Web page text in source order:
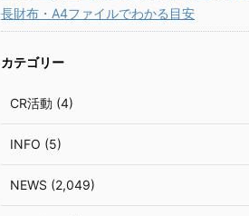
長財布・A4ファイルでわかる目安
カテゴリー
CR活動 (4)
INFO (5)
NEWS (2,049)